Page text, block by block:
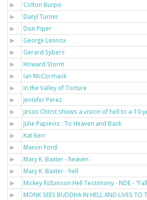
Colton Burpo
Daryl Turner
Don Piper
George Lennox
Gerard Sybers
Howard Storm
Ian McCormack
In the Valley of Torture
Jennifer Perez
Jesus Christ shows a vision of hell to a-10-
Julie Papievis : To Heaven and Back
Kat Kerr
Marvin Ford
Mary K. Baxter - heaven
Mary K. Baxter - hell
Mickey Robinson Hell Testimony - NDE -
MONK SEES BUDDHA IN HELL AND LIVES TO